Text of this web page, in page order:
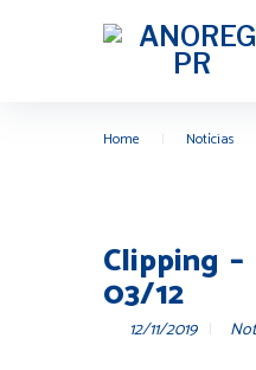
Home Notícias
Clipping
03/12
12/11/2019